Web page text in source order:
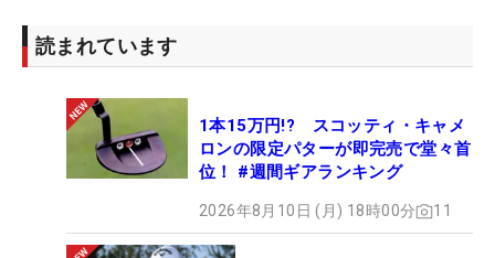
読まれています
1本15万円!? スコッティ・キャメ
ロンの限定パターが即完売で堂々首
位！ #週間ギアランキング
2026年8月10日 (月) 18時00分 11